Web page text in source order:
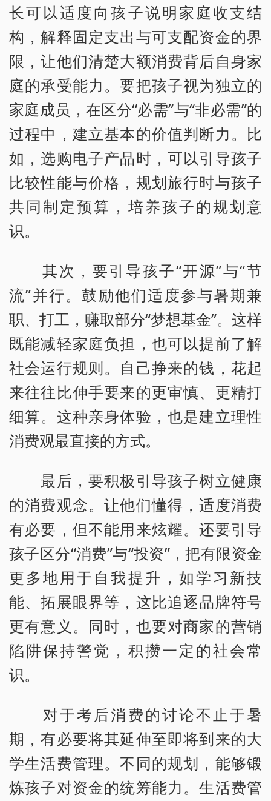
长可以适度向孩子说明家庭收支结
构，解释固定支出与可支配资金的界
限，让他们清楚大额消费背后自身家
庭的承受能力。要把孩子视为独立的
家庭成员，在区分“必需”与“非必需”的
过程中，建立基本的价值判断力。比
如，选购电子产品时，可以引导孩子
比较性能与价格，规划旅行时与孩子
共同制定预算，培养孩子的规划意
识。
其次，要引导孩子“开源”与“节
流”并行。鼓励他们适度参与暑期兼
职、打工，赚取部分“梦想基金”。这样
既能减轻家庭负担，也可以提前了解
社会运行规则。自己挣来的钱，花起
来往往比伸手要来的更审慎、更精打
细算。这种亲身体验，也是建立理性
消费观最直接的方式。
最后，要积极引导孩子树立健康
的消费观念。让他们懂得，适度消费
有必要，但不能用来炫耀。还要引导
孩子区分“消费”与“投资”，把有限资金
更多地用于自我提升，如学习新技
能、拓展眼界等，这比追逐品牌符号
更有意义。同时，也要对商家的营销
陷阱保持警觉，积攒一定的社会常
识。
对于考后消费的讨论不止于暑
期，有必要将其延伸至即将到来的大
学生活费管理。不同的规划，能够锻
炼孩子对资金的统筹能力。生活费管